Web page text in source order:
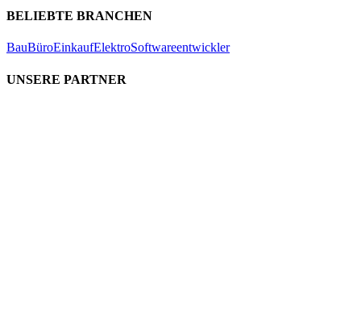
BELIEBTE BRANCHEN
BauBüroEinkaufElektroSoftwareentwickler
UNSERE PARTNER